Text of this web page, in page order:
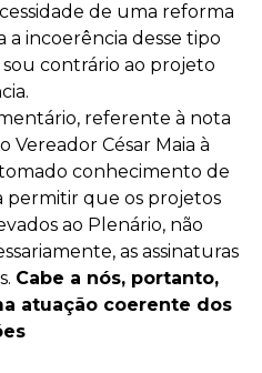
de uma reforma
a incoerência desse tipo
contrário ao projeto
referente à nota
Vereador César Maia à
conhecimento de
permitir que os projetos
ao Plenário, não
as assinaturas
Cabe a nós, portanto,
atuação coerente dos